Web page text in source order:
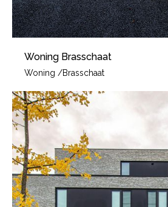
Woning Brasschaat
Woning /Brasschaat